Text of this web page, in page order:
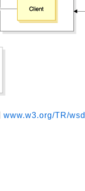
www.w3.org/TR/